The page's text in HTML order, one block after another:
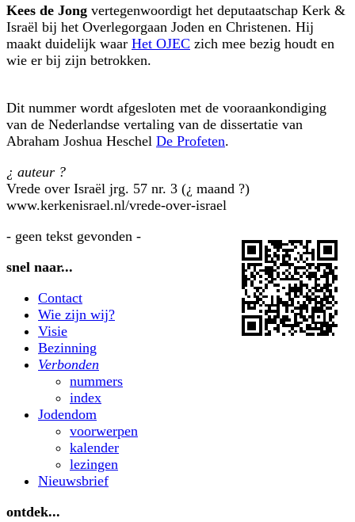
Kees de Jong vertegenwoordigt het deputaatschap Kerk &
Israël bij het Overlegorgaan Joden en Christenen. Hij
maakt duidelijk waar Het OJEC zich mee bezig houdt en
wie er bij zijn betrokken.
Dit nummer wordt afgesloten met de vooraankondiging
van de Nederlandse vertaling van de dissertatie van
Abraham Joshua Heschel De Profeten.
¿ auteur ?
Vrede over Israël jrg. 57 nr. 3 (¿ maand ?)
www.kerkenisrael.nl/vrede-over-israel
- geen tekst gevonden -
snel naar...
Contact
Wie zijn wij?
Visie
Bezinning
Verbonden
nummers
index
Jodendom
voorwerpen
kalender
lezingen
Nieuwsbrief
ontdek...